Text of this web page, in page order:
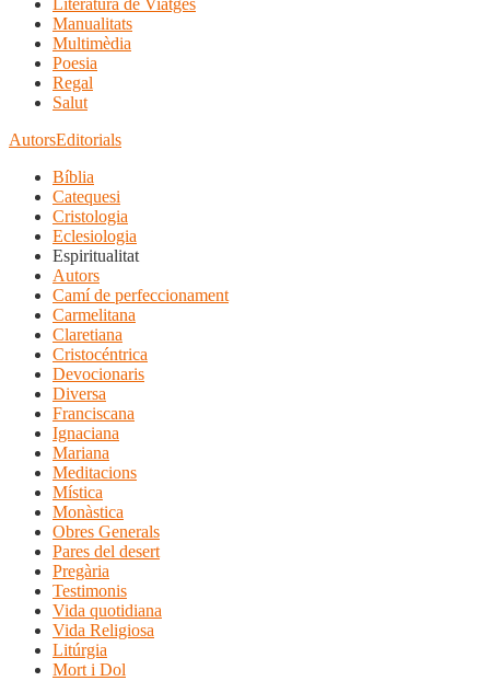
Literatura de Viatges
Manualitats
Multimèdia
Poesia
Regal
Salut
AutorsEditorials
Bíblia
Catequesi
Cristologia
Eclesiologia
Espiritualitat
Autors
Camí de perfeccionament
Carmelitana
Claretiana
Cristocéntrica
Devocionaris
Diversa
Franciscana
Ignaciana
Mariana
Meditacions
Mística
Monàstica
Obres Generals
Pares del desert
Pregària
Testimonis
Vida quotidiana
Vida Religiosa
Litúrgia
Mort i Dol